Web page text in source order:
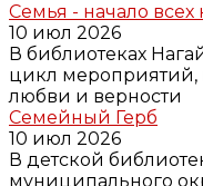
Семья - начало всех
10 июл 2026
В библиотеках
цикл
любви и верности
Семейный Герб
10 июл 2026
В детской
муниципального